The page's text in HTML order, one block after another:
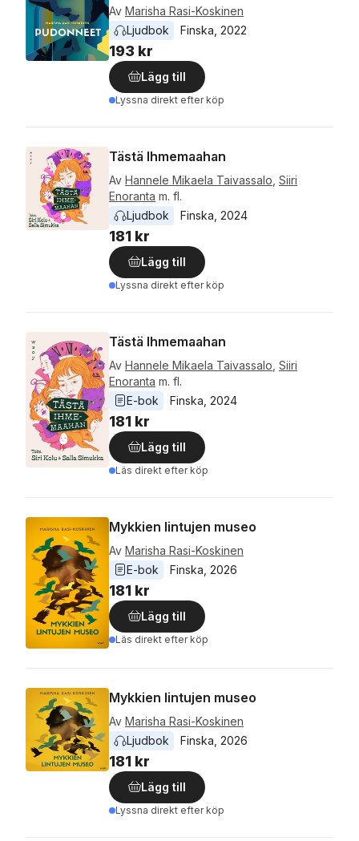
Av Marisha Rasi-Koskinen
Ljudbok
Finska 2022
193 kr
Lägg till
Lyssna direkt efter köp
Tästä Ihmemaahan
Av Hannele Mikaela Taivassalo Siiri
Enoranta m. fl.
Ljudbok
Finska 2024
181 kr
Lägg till
Lyssna direkt efter köp
Tästä Ihmemaahan
Av Hannele Mikaela Taivassalo Siiri
Enoranta m. fl.
E-bok
Finska 2024
181 kr
Lägg till
Läs direkt efter köp
Mykkien lintujen museo
Av Marisha Rasi-Koskinen
E-bok
Finska 2026
181 kr
Lägg till
Läs direkt efter köp
Mykkien lintujen museo
Av Marisha Rasi-Koskinen
Ljudbok
Finska 2026
181 kr
Lägg till
Lyssna direkt efter köp